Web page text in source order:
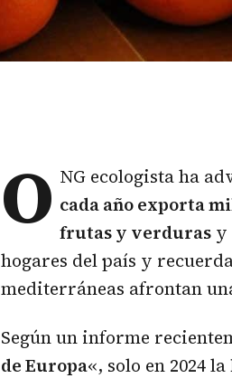
O NG ecologista ha
cada año exporta
frutas y verduras y
hogares del país y
mediterráneas afrontan
Según un informe
de Europa«, solo en 2024 la